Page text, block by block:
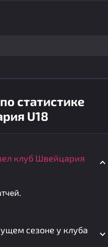
статистике
U18
клуб Швейцария
сезоне у клуба